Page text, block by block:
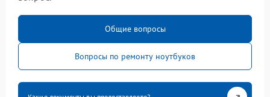
Общие вопросы
Вопросы по ремонту ноутбуков